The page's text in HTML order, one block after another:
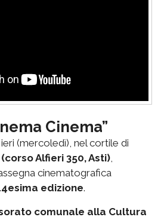
Cinema”
(mercoledì), nel cortile di
Alfieri 350, Asti),
cinematografica
edizione.
comunale alla Cultura